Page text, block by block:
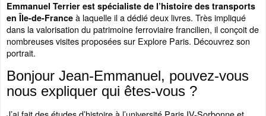
Emmanuel Terrier est spécialiste de l’histoire des transports
en Île-de-France à laquelle il a dédié deux livres. Très impliqué
dans la valorisation du patrimoine ferroviaire francilien, il conçoit de
nombreuses visites proposées sur Explore Paris. Découvrez son
portrait.
Bonjour Jean-Emmanuel, pouvez-vous
nous expliquer qui êtes-vous ?